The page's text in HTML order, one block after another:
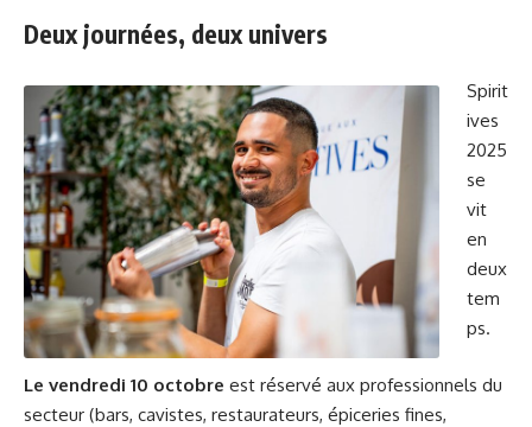
Deux journées, deux univers
Spirit
ives
2025
se
vit
en
deux
tem
ps.
Le vendredi 10 octobre est réservé aux professionnels du
secteur (bars, cavistes, restaurateurs, épiceries fines,